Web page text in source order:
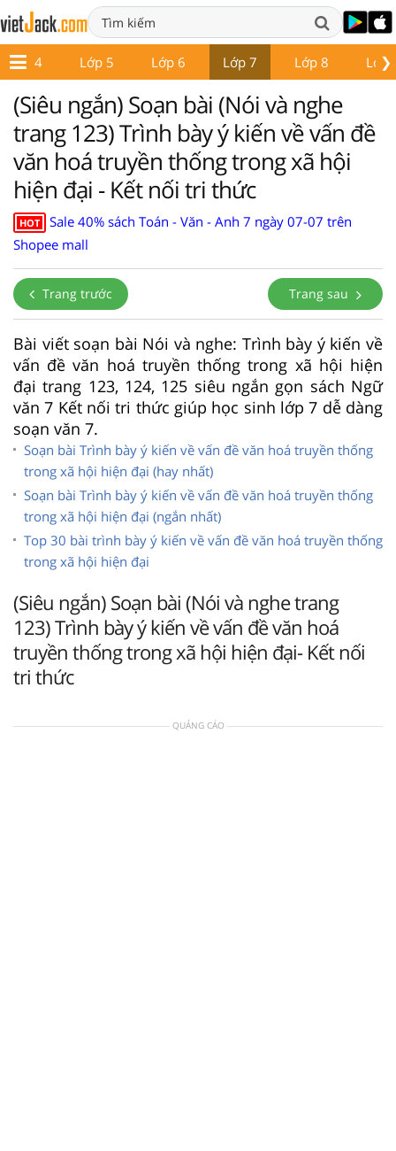
❯
Lớp 4 Lớp 5 Lớp 6 Lớp 7 Lớp 8 Lớp
(Siêu ngắn) Soạn bài (Nói và nghe
trang 123) Trình bày ý kiến về vấn đề
văn hoá truyền thống trong xã hội
hiện đại - Kết nối tri thức
HOT
Sale 40% sách Toán - Văn - Anh 7 ngày 07-07 trên
Shopee mall
Trang trước Trang sau
Bài viết soạn bài Nói và nghe: Trình bày ý kiến về
vấn đề văn hoá truyền thống trong xã hội hiện
đại trang 123, 124, 125 siêu ngắn gọn sách Ngữ
văn 7 Kết nối tri thức giúp học sinh lớp 7 dễ dàng
soạn văn 7.
Soạn bài Trình bày ý kiến về vấn đề văn hoá truyền thống
trong xã hội hiện đại (hay nhất)
Soạn bài Trình bày ý kiến về vấn đề văn hoá truyền thống
trong xã hội hiện đại (ngắn nhất)
Top 30 bài trình bày ý kiến về vấn đề văn hoá truyền thống
trong xã hội hiện đại
(Siêu ngắn) Soạn bài (Nói và nghe trang
123) Trình bày ý kiến về vấn đề văn hoá
truyền thống trong xã hội hiện đại- Kết nối
tri thức
QUẢNG CÁO